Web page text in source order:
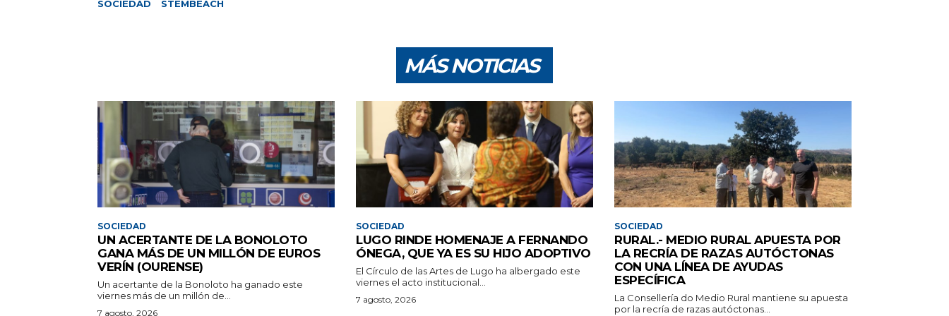
SOCIEDAD STEMBEACH
MÁS NOTICIAS
SOCIEDAD
UN ACERTANTE DE LA BONOLOTO
GANA MÁS DE UN MILLÓN DE EUROS
VERÍN (OURENSE)
Un acertante de la Bonoloto ha ganado este
viernes más de un millón de...
7 agosto, 2026
SOCIEDAD
LUGO RINDE HOMENAJE A FERNANDO
ÓNEGA, QUE YA ES SU HIJO ADOPTIVO
El Círculo de las Artes de Lugo ha albergado este
viernes el acto institucional...
7 agosto, 2026
SOCIEDAD
RURAL.- MEDIO RURAL APUESTA POR
LA RECRÍA DE RAZAS AUTÓCTONAS
CON UNA LÍNEA DE AYUDAS
ESPECÍFICA
La Consellería do Medio Rural mantiene su apuesta
por la recría de razas autóctonas...